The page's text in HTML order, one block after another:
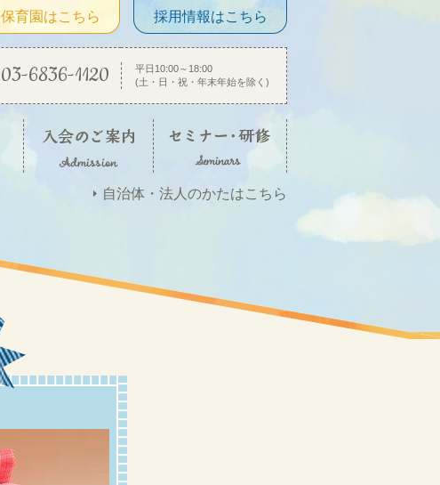
保育園はこちら 採用情報はこちら
03-6836-1120
平日10:00～18:00
(土・日・祝・年末年始を除く)
自治体・法人のかたはこちら